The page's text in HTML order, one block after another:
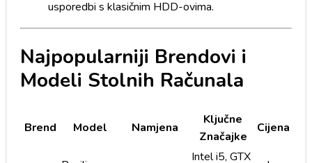
usporedbi s klasičnim HDD-ovima.
Najpopularniji Brendovi i
Modeli Stolnih Računala
Brend Model Namjena
Ključne
Značajke
Cijena
Intel i5, GTX